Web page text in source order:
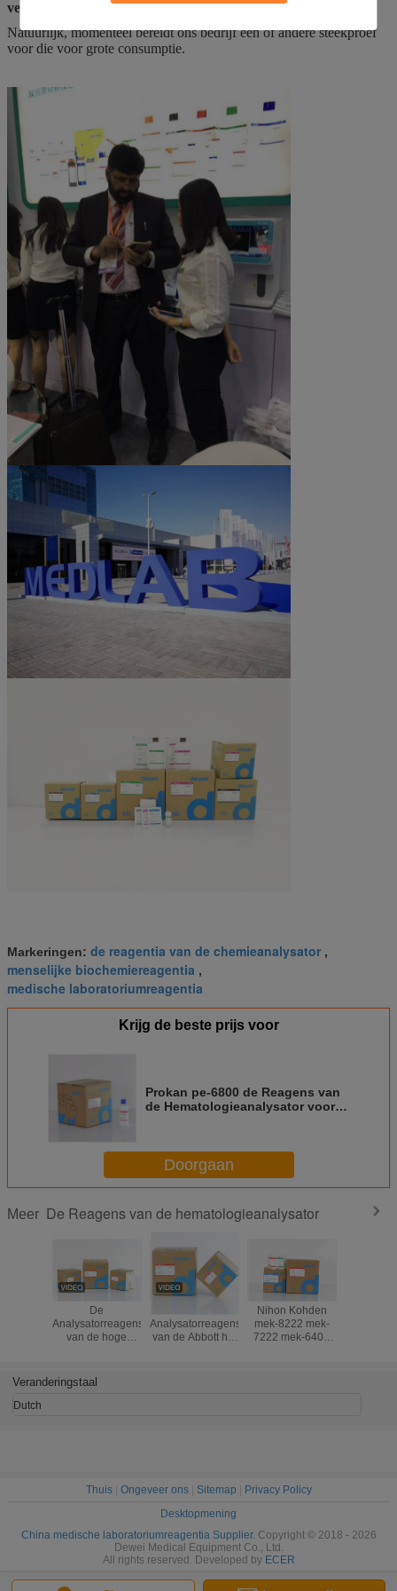
verzoek van de klant verzenden?
Natuurlijk, momenteel bereidt ons bedrijf één of andere steekproef
voor die voor grote consumptie.
Markeringen: de reagentia van de chemieanalysator ,
menselijke biochemiereagentia ,
medische laboratoriumreagentia
Krijg de beste prijs voor
Prokan pe-6800 de Reagens van
de Hematologieanalysator voor
Doorgaan
Meer De Reagens van de hematologieanalysator
De
Analysatorreagens
van de hoge
KT6280 KT6200
Analysatorreagens
van de Abbott het
Nihon Kohden
mek-8222 mek-
7222 mek-6400
Veranderingstaal
Dutch
Thuis| Ongeveer ons| Sitemap
Privacy Policy
Desktopmening
China medische laboratoriumreagentia Supplier. Copyright © 2018 - 2026
Dewei Medical Equipment Co., Ltd.
All rights reserved. Developed by ECER